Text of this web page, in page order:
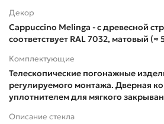
Декор
Cappuccino Melinga - с древесной
соответствует RAL 7032, матовый (≈
Комплектующие
Телескопические погонажные
регулируемого монтажа. Дверная
уплотнителем для мягкого
Описание стекла